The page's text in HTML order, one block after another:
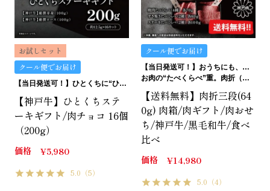
お試しセット
クール便でお届け
【当日発送可！】ひとくちに“ひとくちの贅沢”。ひとくちステーキギフトは、どうです？
【神戸牛】ひとくちステ
ーキギフト/肉チョコ 16個
（200g）
価格 ¥5,980
5.0 （5）
クール便でお届け
【当日発送可！】おうちにも、ギフトにも。ご褒美にも…イケます！
お肉の“たべくらべ”重。肉折（にくおり）
【送料無料】肉折三段(64
0g) 肉箱/肉ギフト/肉おせ
ち/神戸牛/黒毛和牛/食べ
比べ
価格 ¥14,980
5.0 （4）